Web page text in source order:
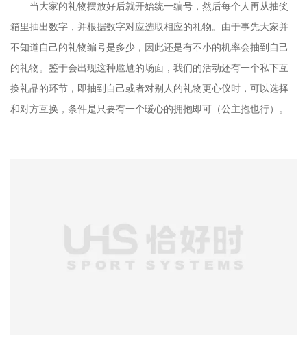
当大家的礼物摆放好后就开始统一编号，然后每个人再从抽奖
箱里抽出数字，并根据数字对应选取相应的礼物。由于事先大家并
不知道自己的礼物编号是多少，因此还是有不小的机率会抽到自己
的礼物。鉴于会出现这种尴尬的场面，我们的活动还有一个私下互
换礼品的环节，即抽到自己或者对别人的礼物更心仪时，可以选择
和对方互换，条件是只要有一个暖心的拥抱即可（公主抱也行）。